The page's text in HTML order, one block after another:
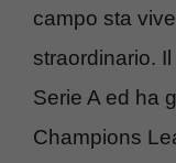
campo sta
straordinario.
Serie A ed ha
Champions